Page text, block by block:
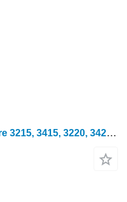
Tarım yükleyici için John Deere 3215, 3415, 3220, 3420 Hidrolik Tank Az64537 AZ64537